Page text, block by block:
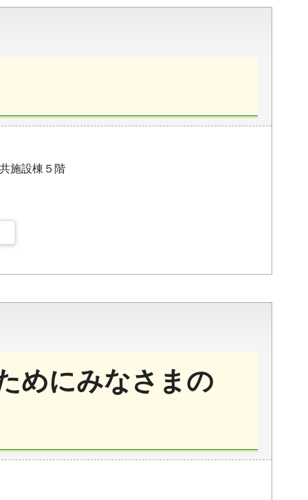
施設棟５階
めにみなさまの